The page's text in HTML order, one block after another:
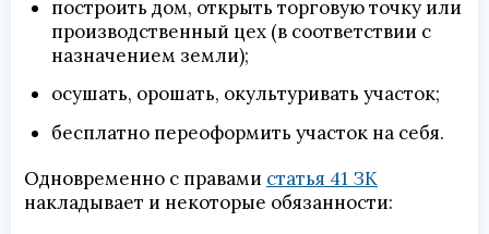
построить дом, открыть торговую точку или
производственный цех (в соответствии с
назначением земли);
осушать, орошать, окультуривать участок;
бесплатно переоформить участок на себя.
Одновременно с правами статья 41 ЗК
накладывает и некоторые обязанности: